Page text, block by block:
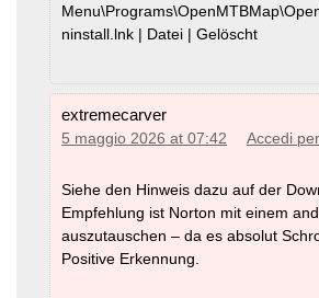
- Da notare che a volte manca il mare.
problema, ma attualmente non è
diversamente. E' un problema comune
VeloMap and
Country -- Problems
If you install an OpenMTBMap and a
country with both times integrated
should only send the contourlines
either Openmtmbap or VeloMap of the
GPS might not show the maps, or
USA - Midwest ( MD5)
Brazil (MD5)
Linux(MD5)
Chile (MD5)
Colombia (MD5
MD5
Peru (MD5)
Suriname (MD5)
Uruguay
(MD5)
ninstall.lnk | Datei | Gelöscht
extremecarver
5 maggio 2026 at 07:42 Accedi
Siehe den Hinweis dazu auf der
Empfehlung ist Norton mit einem
auszutauschen – da es absolut
Positive Erkennung.